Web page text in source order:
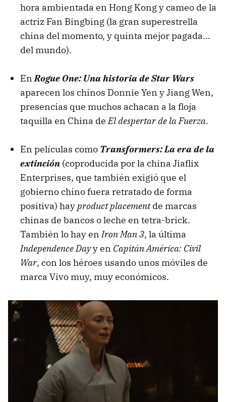
hora ambientada en Hong Kong y cameo de la
actriz Fan Bingbing (la gran superestrella
china del momento, y quinta mejor pagada…
del mundo).
EnRogue One: Una historia de Star Wars
aparecen los chinos Donnie Yen y Jiang Wen,
presencias que muchos achacan a la floja
taquilla en China deEl despertar de la Fuerza.
En películas como Transformers: La era de la
extinción (coproducida por la china Jiaflix
Enterprises, que también exigió que el
gobierno chino fuera retratado de forma
positiva) hayproduct placementde marcas
chinas de bancos o leche en tetra-brick.
También lo hay enIron Man 3, la última
Independence Dayy en Capitán América: Civil
War, con los héroes usando unos móviles de
marca Vivo muy, muy económicos.